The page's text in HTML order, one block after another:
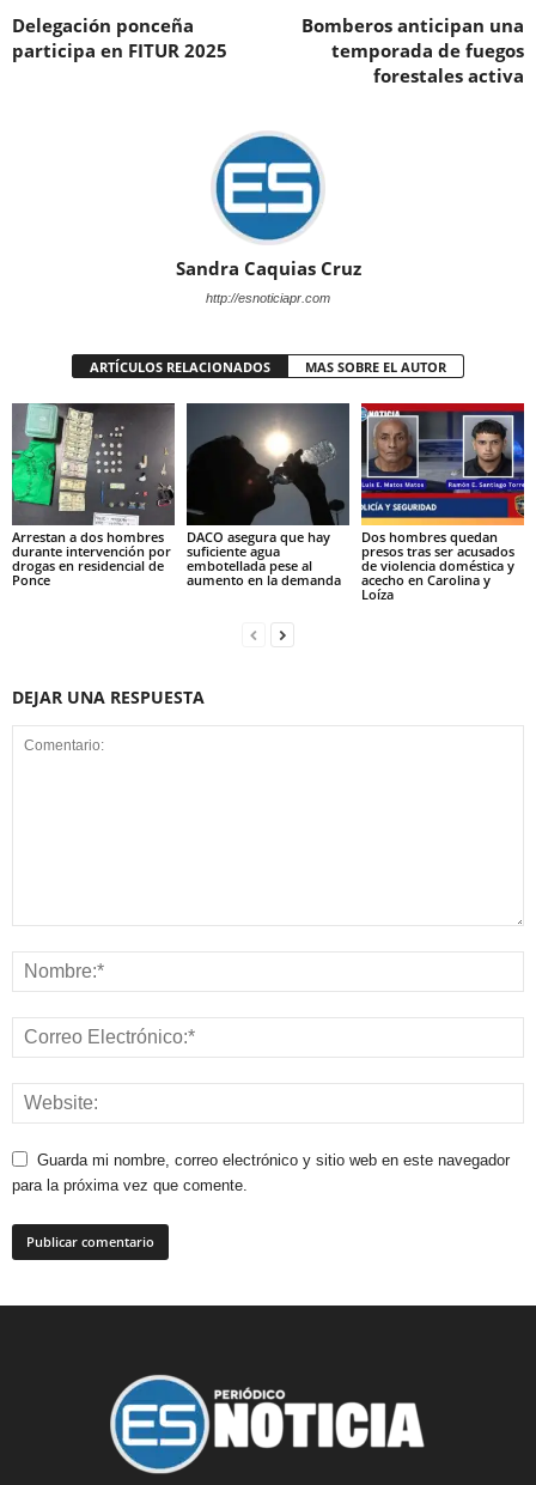
Delegación ponceña
participa en FITUR 2025
Bomberos anticipan una
temporada de fuegos
forestales activa
Sandra Caquias Cruz
http://esnoticiapr.com
ARTÍCULOS RELACIONADOS MAS SOBRE EL AUTOR
Arrestan a dos hombres
durante intervención por
drogas en residencial de
Ponce
DACO asegura que hay
suficiente agua
embotellada pese al
aumento en la demanda
Dos hombres quedan
presos tras ser acusados
de violencia doméstica y
acecho en Carolina y
Loíza
DEJAR UNA RESPUESTA
Guarda mi nombre, correo electrónico y sitio web en este navegador
para la próxima vez que comente.